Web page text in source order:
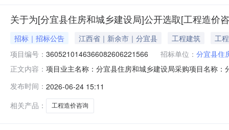
关于为[分宜县住房和城乡建设局]公开选取[工程造价
招标｜招标公告 江西省｜新余市｜分宜县 工程建筑
工程
项目编号： 3605210146366082606221566 招标单位： 分宜县住
正文内容： 项目业主名称：分宜县住房和城乡建设局采购项目名称
新建工程进行材料询价。洽谈时间：3（个工作日）签订
国际咨询有限责
发布时间： 2026-06-24 15:11
相关产品：
工程造价咨询